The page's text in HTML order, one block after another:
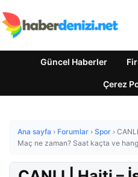
Güncel Haberler
Çerez
Ana sayfa › Forumlar › Spor ›
Maç ne zaman? Saat kaçta ve